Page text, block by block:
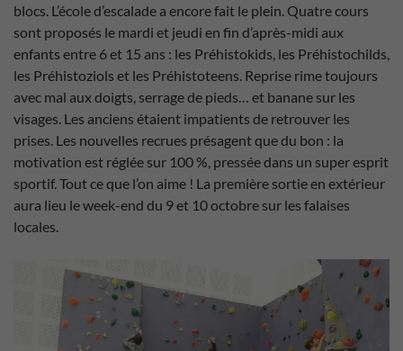
blocs. L’école d’escalade a encore fait le plein. Quatre cours
sont proposés le mardi et jeudi en fin d’après-midi aux
enfants entre 6 et 15 ans : les Préhistokids, les Préhistochilds,
les Préhistoziols et les Préhistoteens. Reprise rime toujours
avec mal aux doigts, serrage de pieds… et banane sur les
visages. Les anciens étaient impatients de retrouver les
prises. Les nouvelles recrues présagent que du bon : la
motivation est réglée sur 100 %, pressée dans un super esprit
sportif. Tout ce que l’on aime ! La première sortie en extérieur
aura lieu le week-end du 9 et 10 octobre sur les falaises
locales.